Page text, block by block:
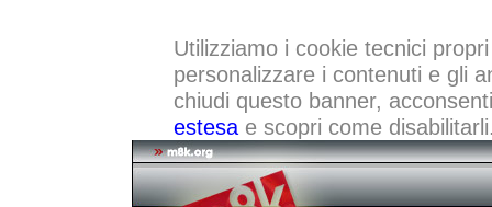
Utilizziamo i cookie tecnici
personalizzare i contenuti e gli
chiudi questo banner,
estesae scopri come